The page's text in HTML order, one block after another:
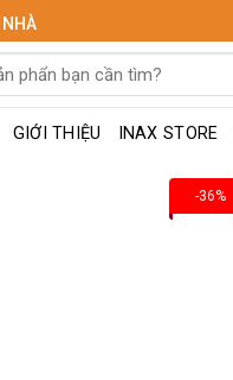
NHÀ
GIỚI THIỆU INAX STORE
-36%